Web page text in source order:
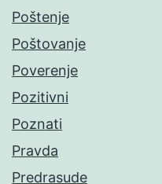
Poštenje
Poštovanje
Poverenje
Pozitivni
Poznati
Pravda
Predrasude